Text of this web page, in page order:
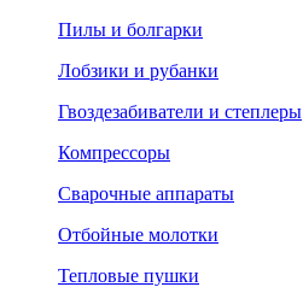
Пилы и болгарки
Лобзики и рубанки
Гвоздезабиватели и степлеры
Компрессоры
Сварочные аппараты
Отбойные молотки
Тепловые пушки